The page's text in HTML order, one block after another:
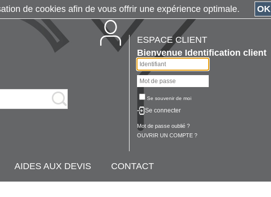
ESPACE CLIENT
Bienvenue Identification client
Se souvenir de moi
Se connecter
Mot de passe oublié ?
OUVRIR UN COMPTE ?
AIDES AUX DEVIS CONTACT
de cookies afin de vous offrir une expérience optimale. OK